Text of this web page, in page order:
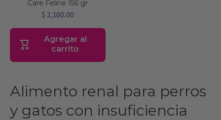
Care Feline 156 gr
$ 2,160.00
Agregar al
carrito
Alimento renal para perros
y gatos con insuficiencia